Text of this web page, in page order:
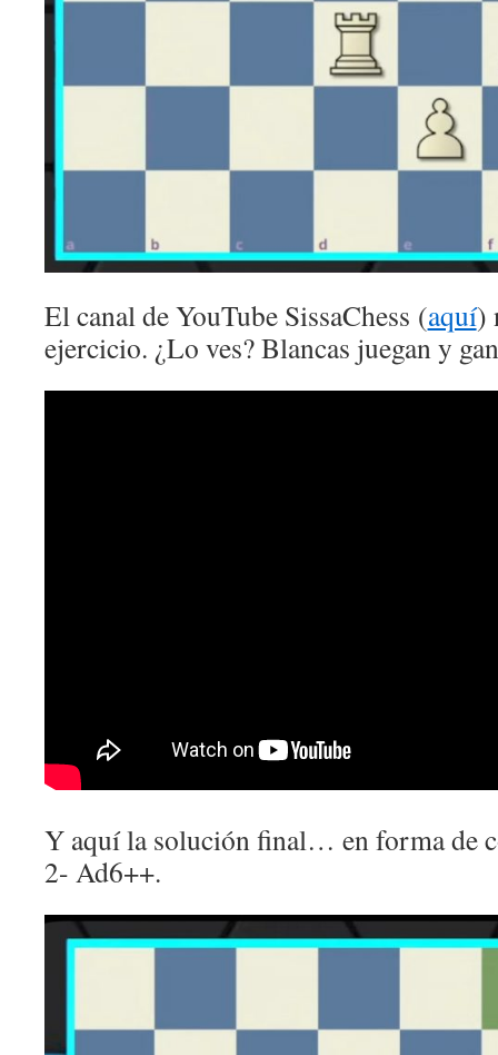
El canal de YouTube SissaChess (aquí)
ejercicio. ¿Lo ves? Blancas juegan y
Y aquí la solución final… en forma de
2- Ad6++.